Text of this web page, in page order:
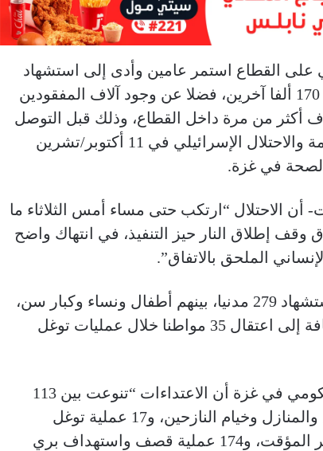
على القطاع استمر عامين وأدى إلى استشهاد
نحو 70 ألف فلسطيني، وإصابة أكثر من 170 ألفا آخرين، فضلا عن وجود آلاف المفقودين
أكثر من مرة داخل القطاع، وذلك قبل التوصل
إلى اتفاق لوقف إطلاق النار بين المقاومة والاحتلال الإسرائيلي في 11 أكتوبر/تشرين
في غزة.
أن الاحتلال “ارتكب حتى مساء أمس الثلاثاء ما
اتفاق وقف إطلاق النار حيز التنفيذ، في انتهاك واضح
الملحق بالاتفاق”.
وأضاف أن هذه الخروق “أفضت إلى استشهاد 279 مدنيا، بينهم أطفال ونساء وكبار سن،
وإصابة 652 مدنيا بجروح متفاوتة، بالإضافة إلى اعتقال 35 مواطنا خلال عمليات توغل
وبيّن المدير العام للمكتب الإعلامي الحكومي في غزة أن الاعتداءات “تنوعت بين 113
عملية إطلاق نار مباشر على المواطنين والمنازل وخيام النازحين، و17 عملية توغل
تجاوزت فيها آليات الاحتلال الخط الأصفر المؤقت، و174 عملية قصف واستهداف بري